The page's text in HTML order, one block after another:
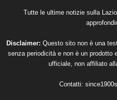
Tutte le ultime notizie sulla
Disclaimer: Questo sito non è una
senza periodicità e non è un prodotto
ufficiale, non affiliato
Contatti: